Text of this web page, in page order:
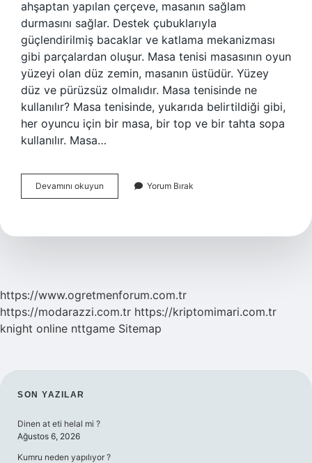
ahşaptan yapılan çerçeve, masanın sağlam
durmasını sağlar. Destek çubuklarıyla
güçlendirilmiş bacaklar ve katlama mekanizması
gibi parçalardan oluşur. Masa tenisi masasının oyun
yüzeyi olan düz zemin, masanın üstüdür. Yüzey
düz ve pürüzsüz olmalıdır. Masa tenisinde ne
kullanılır? Masa tenisinde, yukarıda belirtildiği gibi,
her oyuncu için bir masa, bir top ve bir tahta sopa
kullanılır. Masa…
Devamını okuyun
Tenisinde
Nelerdir
Yorum Bırak
https://www.ogretmenforum.com.tr
https://modarazzi.com.tr https://kriptomimari.com.tr
knight online nttgame Sitemap
SIDEBAR
SON YAZILAR
Dinen at eti helal mi ?
Ağustos 6, 2026
Kumru neden yapılıyor ?